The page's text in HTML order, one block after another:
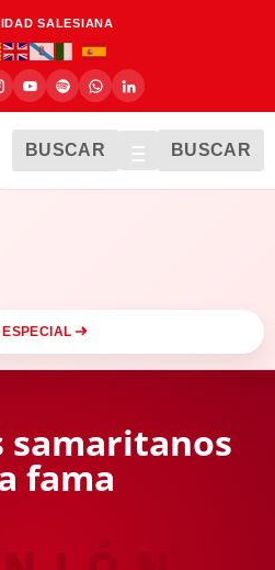
SALESIANA
BUSCAR BUSCAR
samaritanos
fama